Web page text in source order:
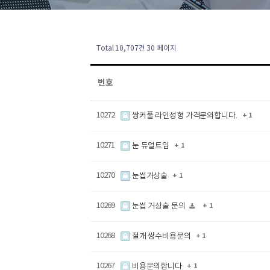
Total 10,707건 30 페이지
번호
10272 쌍커풀 라인성형 가격문의합니다. + 1
10271 눈 듀얼트임 + 1
10270 눈썹거상술 + 1
10269 눈썹 거상술 문의 + 1
10268 절개 쌍수비용문의 + 1
10267 비용문의합니다 + 1